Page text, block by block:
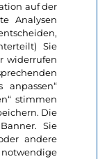
auf der
Analysen
Sie
widerrufen
stimmen
Die
Sie
andere